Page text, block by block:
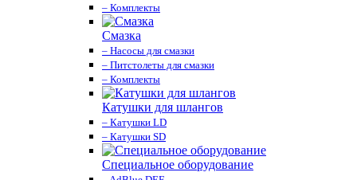
– Комплекты
Смазка
– Насосы для смазки
– Питстолеты для смазки
– Комплекты
Катушки для шлангов
– Катушки LD
– Катушки SD
Специальное оборудование